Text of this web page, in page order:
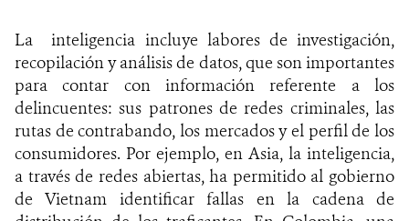
La inteligencia incluye labores de investigación,
recopilación y análisis de datos, que son importantes
para contar con información referente a los
delincuentes: sus patrones de redes criminales, las
rutas de contrabando, los mercados y el perfil de los
consumidores. Por ejemplo, en Asia, la inteligencia,
a través de redes abiertas, ha permitido al gobierno
de Vietnam identificar fallas en la cadena de